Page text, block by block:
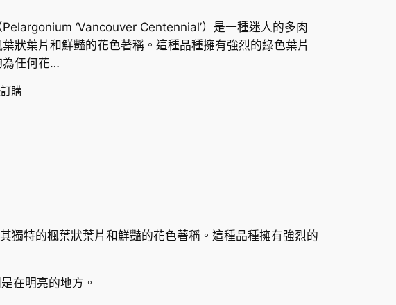
‘Vancouver Centennial’）是一種迷人的多肉
狀葉片和鮮豔的花色著稱。這種品種擁有強烈的綠色葉片
為任何花…
購
獨特的楓葉狀葉片和鮮豔的花色著稱。這種品種擁有強烈的
在明亮的地方。